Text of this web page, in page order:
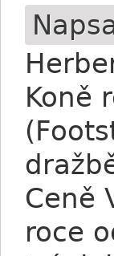
Koně
Ceně
roce